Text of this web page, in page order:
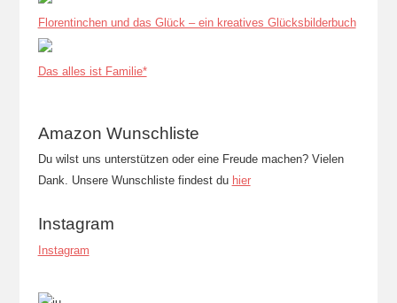
Florentinchen und das Glück – ein kreatives Glücksbilderbuch
Das alles ist Familie*
Amazon Wunschliste
Du wilst uns unterstützen oder eine Freude machen? Vielen
Dank. Unsere Wunschliste findest du hier
Instagram
Instagram